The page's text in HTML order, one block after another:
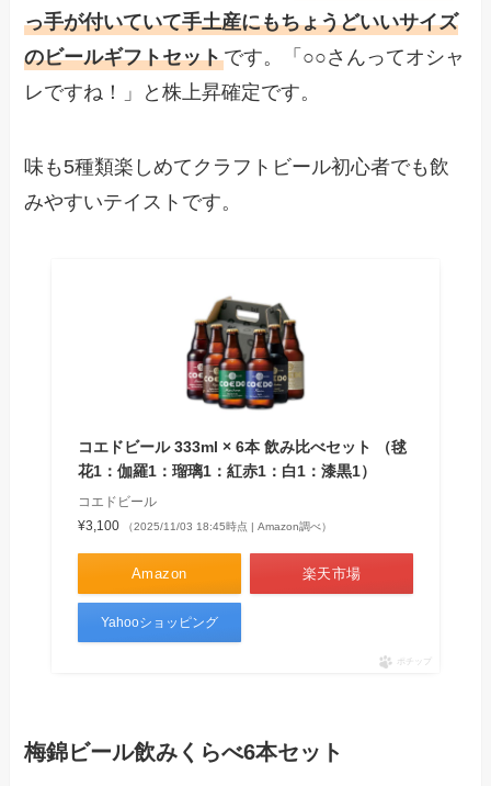
っ手が付いていて手土産にもちょうどいいサイズ
のビールギフトセットです。「○○さんってオシャ
レですね！」と株上昇確定です。
味も5種類楽しめてクラフトビール初心者でも飲
みやすいテイストです。
コエドビール 333ml × 6本 飲み比べセット （毬
花1：伽羅1：瑠璃1：紅赤1：白1：漆黒1）
コエドビール
¥3,100
（2025/11/03 18:45時点 | Amazon調べ）
Amazon 楽天市場
Yahooショッピング
ポチップ
梅錦ビール飲みくらべ6本セット